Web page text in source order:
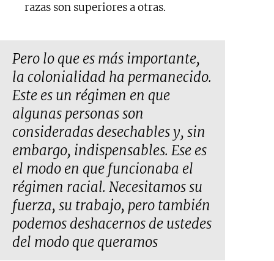
razas son superiores a otras.
Pero lo que es más importante,
la colonialidad ha permanecido.
Este es un régimen en que
algunas personas son
consideradas desechables y, sin
embargo, indispensables. Ese es
el modo en que funcionaba el
régimen racial. Necesitamos su
fuerza, su trabajo, pero también
podemos deshacernos de ustedes
del modo que queramos